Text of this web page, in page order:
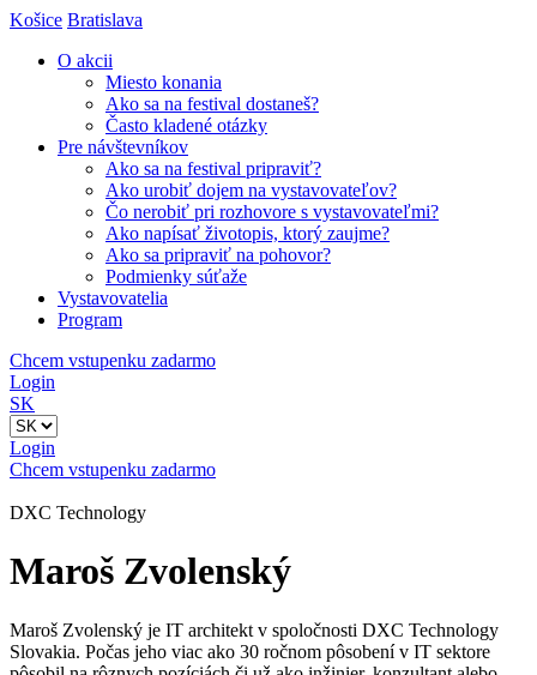
Košice Bratislava
O akcii
Miesto konania
Ako sa na festival dostaneš?
Často kladené otázky
Pre návštevníkov
Ako sa na festival pripraviť?
Ako urobiť dojem na vystavovateľov?
Čo nerobiť pri rozhovore s vystavovateľmi?
Ako napísať životopis, ktorý zaujme?
Ako sa pripraviť na pohovor?
Podmienky súťaže
Vystavovatelia
Program
Chcem vstupenku zadarmo
Login
SK
Login
Chcem vstupenku zadarmo
DXC Technology
Maroš Zvolenský
Maroš Zvolenský je IT architekt v spoločnosti DXC Technology
Slovakia. Počas jeho viac ako 30 ročnom pôsobení v IT sektore